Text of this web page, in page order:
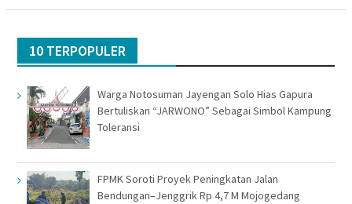
10 TERPOPULER
Warga Notosuman Jayengan Solo Hias Gapura
Bertuliskan “JARWONO” Sebagai Simbol Kampung
Toleransi
FPMK Soroti Proyek Peningkatan Jalan
Bendungan–Jenggrik Rp 4,7 M Mojogedang